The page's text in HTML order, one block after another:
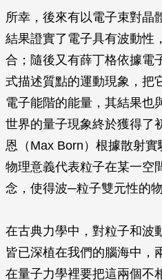
所幸，後來有以電子束對晶
結果證實了電子具有波動性
合；隨後又有薛丁格依據電
式描述質點的運動現象，把
電子能階的能量，其結果也
世界的量子現象終於獲得了
恩（Max Born）根據散射
物理意義代表粒子在某一空
念，使得波─粒子雙元性的
在古典力學中，對粒子和波
皆已深植在我們的腦海中，
在量子力學裡要把這兩個不